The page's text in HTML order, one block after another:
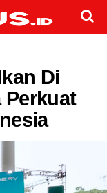
Di
Perkuat